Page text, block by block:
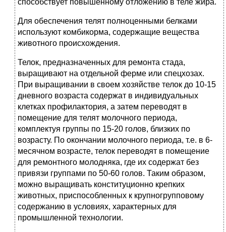
способствует повышенному отложению в теле жира.
Для обеспечения телят полноценными белками
используют комбикорма, содержащие вещества
животного происхождения.
Телок, предназначенных для ремонта стада,
выращивают на отдельной ферме или спецхозах.
При выращивании в своем хозяйстве телок до 10-15
дневного возраста содержат в индивидуальных
клетках профилактория, а затем переводят в
помещение для телят молочного периода,
комплектуя группы по 15-20 голов, близких по
возрасту. По окончании молочного периода, т.е. в 6-
месячном возрасте, телок переводят в помещение
для ремонтного молодняка, где их содержат без
привязи группами по 50-60 голов. Таким образом,
можно выращивать конституционно крепких
животных, приспособленных к крупногрупповому
содержанию в условиях, характерных для
промышленной технологии.